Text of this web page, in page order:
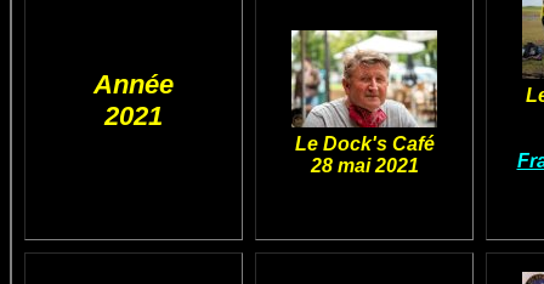
Année
2021
Le Dock's Café
28 mai 2021